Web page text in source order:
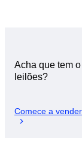
Acha que tem
leilões?
Comece a vender